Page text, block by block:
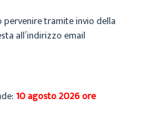
tramite invio della
all’indirizzo email
10 agosto 2026 ore